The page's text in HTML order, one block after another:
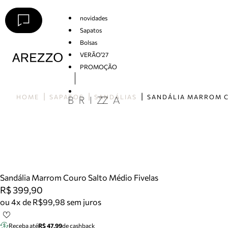
novidades
Sapatos
Bolsas
VERÃO'27
PROMOÇÃO
HOME SAPATOS SANDÁLIAS
Sandália Marrom Couro Salto Médio Fivelas
R$ 399,90
ou 4x de R$99,98 sem juros
Receba atéR$ 47,99de cashback